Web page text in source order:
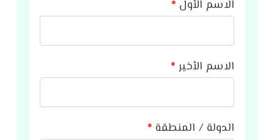
الاسم الأول *
الاسم الأخير *
الدولة / المنطقة *